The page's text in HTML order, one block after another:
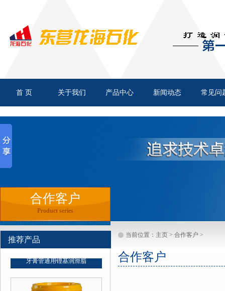
首 页 关于我们 产品中心 新闻动态 常见问
合作客户
Product series
推荐产品
当前位置： 主页 > 合作客户 >
合作客户